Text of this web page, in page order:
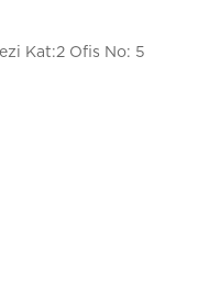
Kat:2 Ofis No: 5